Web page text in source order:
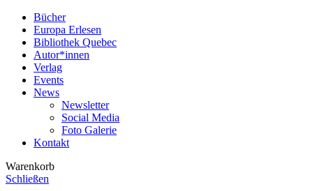
Bücher
Europa Erlesen
Bibliothek Quebec
Autor*innen
Verlag
Events
News
Newsletter
Social Media
Foto Galerie
Kontakt
Warenkorb
Schließen